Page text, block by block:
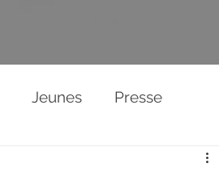
Jeunes Presse
Evènements